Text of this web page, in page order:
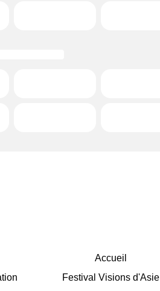
Accueil
Festival Visions d'Asie